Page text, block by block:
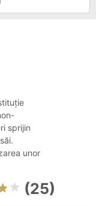
sprijin
unor
(25)